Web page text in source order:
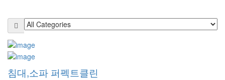
침대,소파 퍼펙트클린